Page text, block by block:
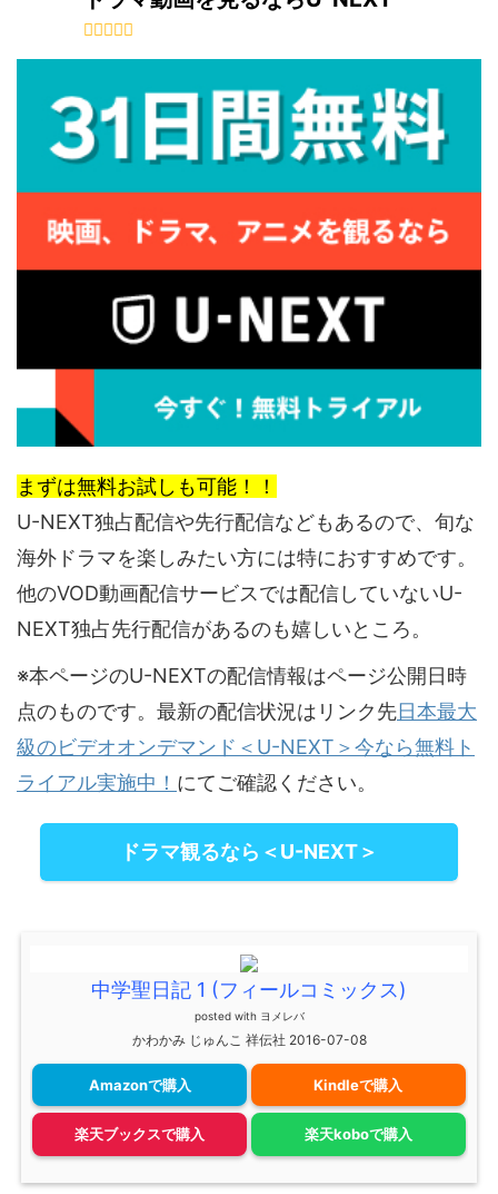
の間を邪魔
で悪者みた
も見えてし
ます。 でも
からは、ネタバ
レ ここからは、
ネタバレを含み
ます。 警察沙汰
になった聖と晶
に越えていまし
た。 ハッピーエ
ンドじゃない
と、年を越せな
い！そんな声も
いまし ...
でした。 中
日記では、教
役ということ
先生スタイル
なる時には有
まずは無料お試しも可能！！
U-NEXT独占配信や先行配信などもあるので、旬な
海外ドラマを楽しみたい方には特におすすめです。
他のVOD動画配信サービスでは配信していないU-
NEXT独占先行配信があるのも嬉しいところ。
※本ページのU-NEXTの配信情報はページ公開日時
点のものです。最新の配信状況はリンク先日本最大
級のビデオオンデマンド＜U-NEXT＞今なら無料ト
ライアル実施中！ にてご確認ください。
ドラマ観るなら＜U-NEXT＞
中学聖日記 1 (フィールコミックス)
posted with ヨメレバ
かわかみ じゅんこ 祥伝社 2016-07-08
Amazonで購入 Kindleで購入
楽天ブックスで購入 楽天koboで購入